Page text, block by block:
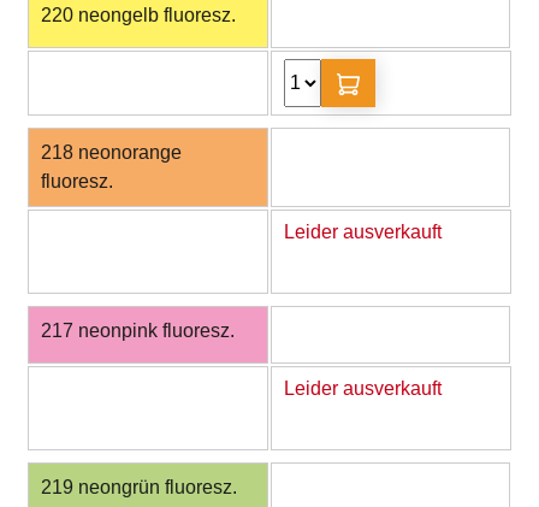
220 neongelb fluoresz.
218 neonorange
fluoresz.
Leider ausverkauft
217 neonpink fluoresz.
Leider ausverkauft
219 neongrün fluoresz.